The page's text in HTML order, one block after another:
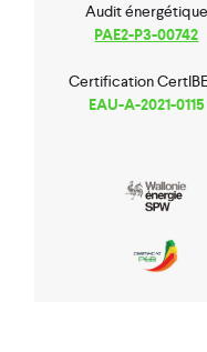
Audit énergétique
PAE2-P3-00742
Certification
EAU-A-2021-0115